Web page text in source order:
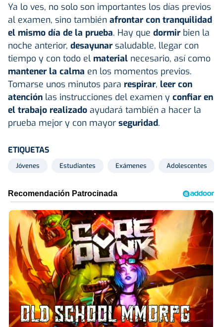
Ya lo ves, no solo son importantes los días previos
al examen, sino también afrontar con tranquilidad
el mismo día de la prueba. Hay que dormir bien la
noche anterior, desayunar saludable, llegar con
tiempo y con todo el material necesario, así como
mantener la calma en los momentos previos.
Tomarse unos minutos para respirar, leer con
atención las instrucciones del examen y confiar en
el trabajo realizado ayudará también a hacer la
prueba mejor y con mayor seguridad.
ETIQUETAS
Jóvenes Estudiantes Exámenes Adolescentes